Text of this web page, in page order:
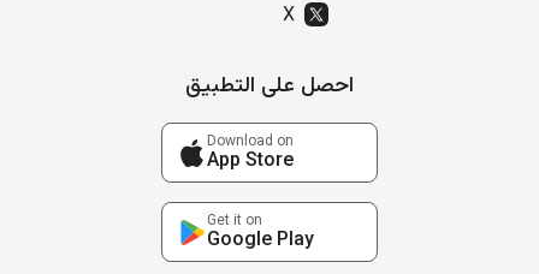
X
احصل على التطبيق
Download on
App Store
Get it on
Google Play